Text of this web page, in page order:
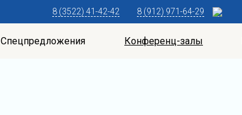
8 (3522) 41-42-42 8 (912) 971-64-29
Спецпредложения Конференц-залы